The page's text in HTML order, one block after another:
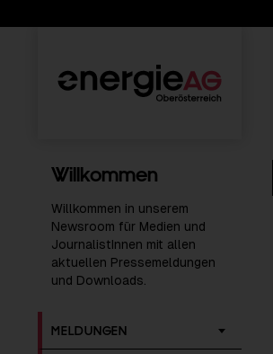
Willkommen
Willkommen in unserem
Newsroom für Medien und
JournalistInnen mit allen
aktuellen Pressemeldungen
und Downloads.
MELDUNGEN